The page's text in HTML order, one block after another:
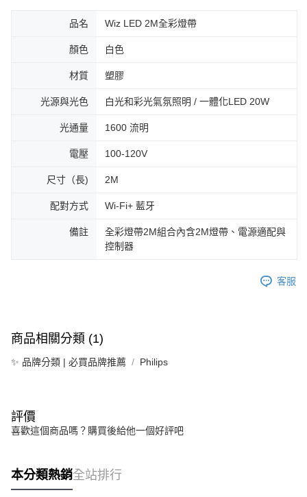
品名 Wiz LED 2M全彩燈帶
顏色 白色
材質 塑膠
光源與光色 白光和彩光氣氛照明 / 一體化LED 20W
光通量 1600 流明
電壓 100-120V
尺寸（長) 2M
配對方式 Wi-Fi+ 藍牙
備註
全彩燈帶2M組合內含2M燈帶、電源適配與
控制器
客服
商品相關分類 (1)
✨ 品牌分類 | 必買品牌推薦 Philips
評價
喜歡這個商品嗎？購買後給他一個好評吧
本分類熱銷全站排行